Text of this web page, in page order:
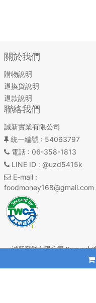
關於我們
購物說明
退換貨說明
退款說明
聯絡我們
誠新實業有限公司
統一編號 : 54063797
電話: 06-358-1813
LINE ID : @uzd5415k
E-mail:
foodmoney168@gmail.com
誠新實業有限公司